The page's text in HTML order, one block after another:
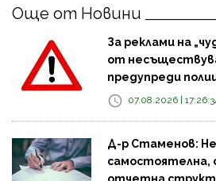
Още от Новини
За реклами на
от
предупреди
07.08.2026 |
Д-р Стаменов:
самостоятелна,
отчетна